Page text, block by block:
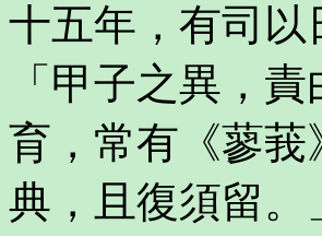
十五年，有司
「甲子之異，
育，常有《蓼
典，且復須留